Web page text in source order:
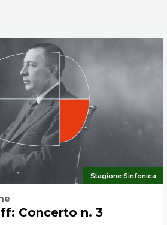
Stagione Sinfonica
Concerto n. 3